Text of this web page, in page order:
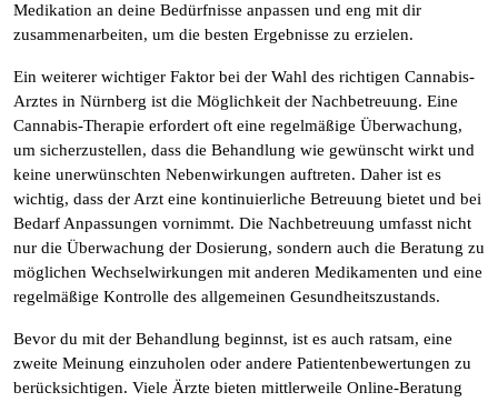
Medikation an deine Bedürfnisse anpassen und eng mit dir
zusammenarbeiten, um die besten Ergebnisse zu erzielen.
Ein weiterer wichtiger Faktor bei der Wahl des richtigen Cannabis-
Arztes in Nürnberg ist die Möglichkeit der Nachbetreuung. Eine
Cannabis-Therapie erfordert oft eine regelmäßige Überwachung,
um sicherzustellen, dass die Behandlung wie gewünscht wirkt und
keine unerwünschten Nebenwirkungen auftreten. Daher ist es
wichtig, dass der Arzt eine kontinuierliche Betreuung bietet und bei
Bedarf Anpassungen vornimmt. Die Nachbetreuung umfasst nicht
nur die Überwachung der Dosierung, sondern auch die Beratung zu
möglichen Wechselwirkungen mit anderen Medikamenten und eine
regelmäßige Kontrolle des allgemeinen Gesundheitszustands.
Bevor du mit der Behandlung beginnst, ist es auch ratsam, eine
zweite Meinung einzuholen oder andere Patientenbewertungen zu
berücksichtigen. Viele Ärzte bieten mittlerweile Online-Beratung